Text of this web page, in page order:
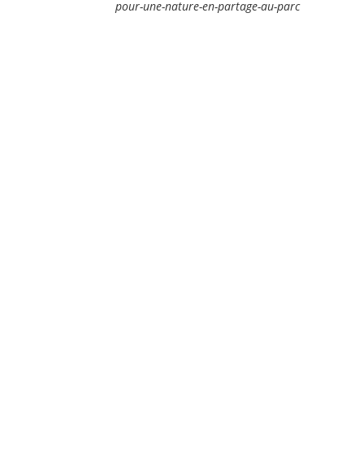
pour-une-nature-en-partage-au-parc